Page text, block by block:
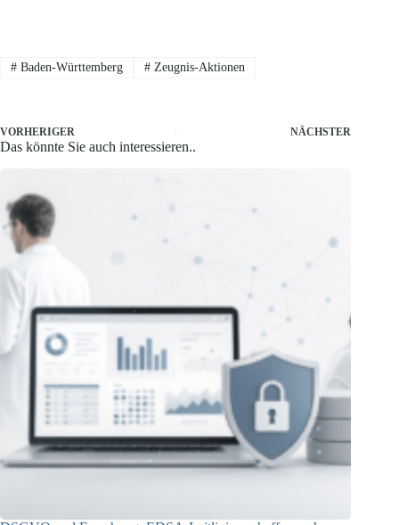
#Baden-Württemberg #Zeugnis-Aktionen
VORHERIGER NÄCHSTER
Das könnte Sie auch interessieren..